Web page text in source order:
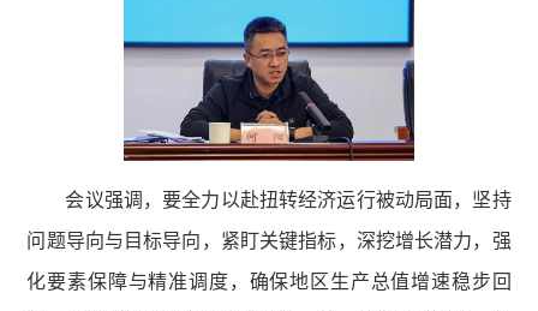
会议强调，要全力以赴扭转经济运行被动局面，坚持
问题导向与目标导向，紧盯关键指标，深挖增长潜力，强
化要素保障与精准调度，确保地区生产总值增速稳步回